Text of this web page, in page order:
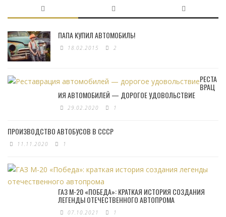
ПАПА КУПИЛ АВТОМОБИЛЬ!
18.02.2015 2
РЕСТА
ВРАЦ
ИЯ АВТОМОБИЛЕЙ — ДОРОГОЕ УДОВОЛЬСТВИЕ
29.02.2020 1
ПРОИЗВОДСТВО АВТОБУСОВ В СССР
11.11.2020 1
ГАЗ М-20 «ПОБЕДА»: КРАТКАЯ ИСТОРИЯ СОЗДАНИЯ
ЛЕГЕНДЫ ОТЕЧЕСТВЕННОГО АВТОПРОМА
07.10.2021 1